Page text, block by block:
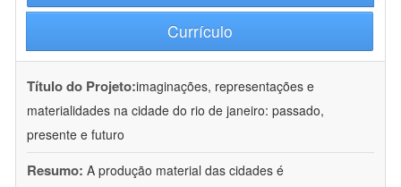
Currículo
Título do Projeto:imaginações, representações e
materialidades na cidade do rio de janeiro: passado,
presente e futuro
Resumo: A produção material das cidades é